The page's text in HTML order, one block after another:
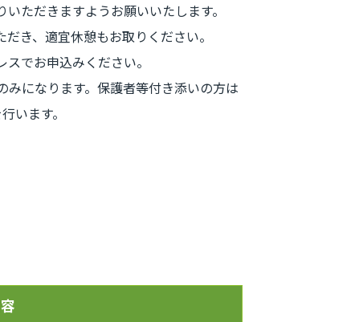
ただきますようお願いいたします。
き、適宜休憩もお取りください。
でお申込みください。
になります。保護者等付き添いの方は
います。